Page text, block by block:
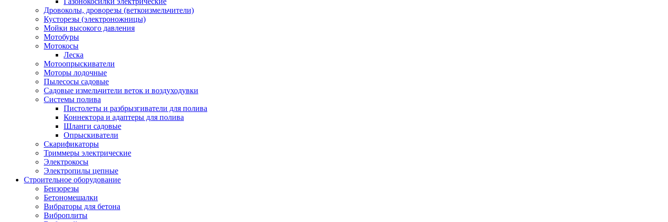
Дровоколы, дроворезы (веткоизмельчители)
Кусторезы (электроножницы)
Мойки высокого давления
Мотобуры
Мотокосы
Леска
Мотоопрыскиватели
Моторы лодочные
Пылесосы садовые
Садовые измельчители веток и воздуходувки
Системы полива
Пистолеты и разбрызгиватели для полива
Коннектора и адаптеры для полива
Шланги садовые
Опрыскиватели
Скарификаторы
Триммеры электрические
Электрокосы
Электропилы цепные
Строительное оборудование
Бензорезы
Бетономешалки
Вибраторы для бетона
Виброплиты